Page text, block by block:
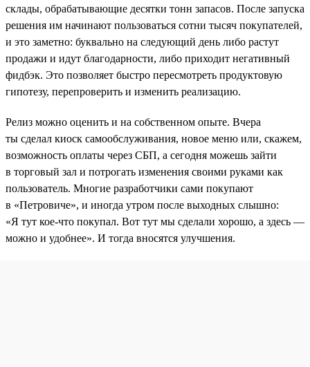
склады, обрабатывающие десятки тонн запасов. После запуска
решения им начинают пользоваться сотни тысяч покупателей,
и это заметно: буквально на следующий день либо растут
продажи и идут благодарности, либо приходит негативный
фидбэк. Это позволяет быстро пересмотреть продуктовую
гипотезу, перепроверить и изменить реализацию.
Релиз можно оценить и на собственном опыте. Вчера
ты сделал киоск самообслуживания, новое меню или, скажем,
возможность оплаты через СБП, а сегодня можешь зайти
в торговый зал и потрогать изменения своими руками как
пользователь. Многие разработчики сами покупают
в «Петровиче», и иногда утром после выходных слышно:
«Я тут кое-что покупал. Вот тут мы сделали хорошо, а здесь —
можно и удобнее». И тогда вносятся улучшения.